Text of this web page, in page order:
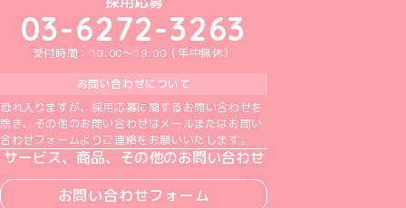
03-6272-3263
受付時間：10:00～19:00（年中無休）
お問い合わせについて
恐れ入りますが、採用応募に関するお問い合わせを
除き、その他のお問い合わせはメールまたはお問い
合わせフォームよりご連絡をお願いいたします。
サービス、商品、その他のお問い合わせ
お問い合わせフォーム